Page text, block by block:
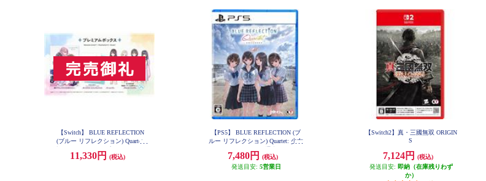
【Switch】 BLUE REFLECTION
(ブルー リフレクション) Quartet:
クス
11,330円 (税込)
【PS5】 BLUE REFLECTION (ブ
ルー リフレクション) Quartet: 少女
7,480円
(税込)
発送目安: 5営業日
【Switch2】真・三國無双 ORIGIN
S
7,124円
(税込)
発送目安: 即納（在庫残りわず
か）